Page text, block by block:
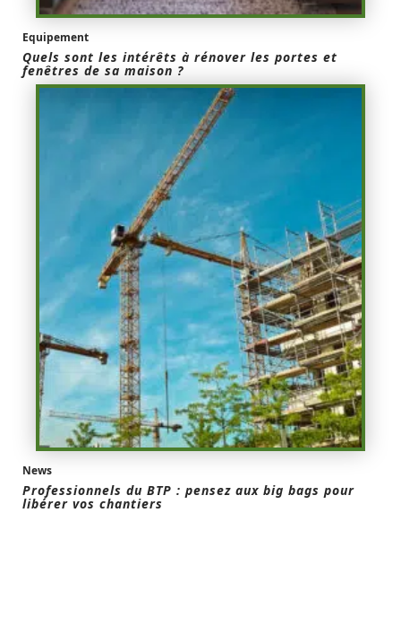
Equipement
Quels sont les intérêts à rénover les portes et
fenêtres de sa maison ?
News
Professionnels du BTP : pensez aux big bags pour
libérer vos chantiers